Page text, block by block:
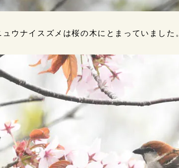
ュウナイスズメは桜の木にとまっていました。